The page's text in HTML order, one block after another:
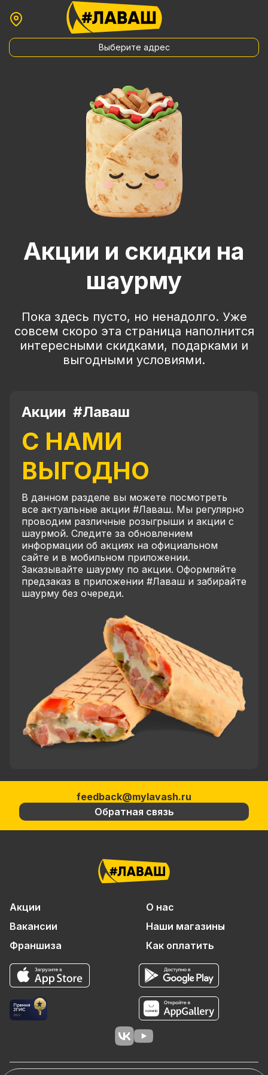
Выберите адрес
Акции и скидки на
шаурму
Пока здесь пусто, но ненадолго. Уже
совсем скоро эта страница наполнится
интересными скидками, подарками и
выгодными условиями.
Акции #Лаваш
С НАМИ
ВЫГОДНО
В данном разделе вы можете посмотреть
все актуальные акции #Лаваш. Мы регулярно
проводим различные розыгрыши и акции с
шаурмой. Следите за обновлением
информации об акциях на официальном
сайте и в мобильном приложении.
Заказывайте шаурму по акции. Оформляйте
предзаказ в приложении #Лаваш и забирайте
шаурму без очереди.
feedback@mylavash.ru
Обратная связь
Акции
О нас
Вакансии
Наши магазины
Франшиза
Как оплатить